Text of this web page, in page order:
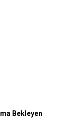
Bekleyen